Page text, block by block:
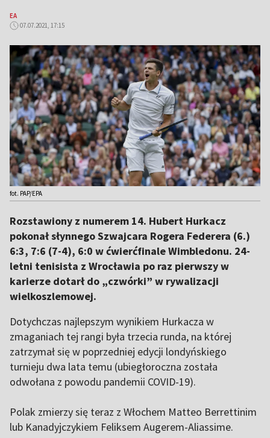
EA
07.07.2021, 17:15
fot. PAP/EPA
Rozstawiony z numerem 14. Hubert Hurkacz
pokonał słynnego Szwajcara Rogera Federera (6.)
6:3, 7:6 (7-4), 6:0 w ćwierćfinale Wimbledonu. 24-
letni tenisista z Wrocławia po raz pierwszy w
karierze dotarł do „czwórki” w rywalizacji
wielkoszlemowej.
Dotychczas najlepszym wynikiem Hurkacza w
zmaganiach tej rangi była trzecia runda, na której
zatrzymał się w poprzedniej edycji londyńskiego
turnieju dwa lata temu (ubiegłoroczna została
odwołana z powodu pandemii COVID-19).
Polak zmierzy się teraz z Włochem Matteo Berrettinim
lub Kanadyjczykiem Feliksem Augerem-Aliassime.